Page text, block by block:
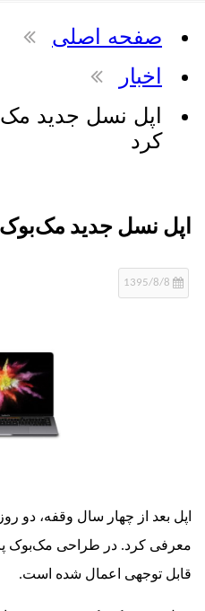
اصلی
نسل جدید مک‌بوک
جدید مک‌بوک پرو
از چهار سال وقفه، دو روز پیش
کرد. در طراحی مک‌بوک پرو جدید
اعمال شده است.